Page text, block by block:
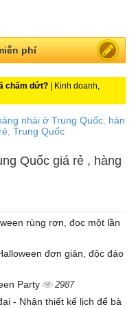
phí
chấm dứt? | Kinh doanh,
nhái ở Trung Quốc hàn
Trung Quốc
Quốc giá rẻ , hàng
rùng rợn, đọc một lần
đơn giản, độc đáo
Party 2987
- Nhận thiết kế lịch để bà